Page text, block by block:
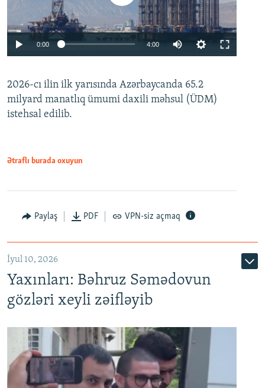
Auto 240p 360p 480p
0:00 4:00
360p
480p
2026-cı ilin ilk yarısında Azərbaycanda 65.2
milyard manatlıq ümumi daxili məhsul (ÜDM)
istehsal edilib.
Ətraflı burada oxuyun
Paylaş PDF VPN-siz açmaq
İyul 10, 2026
Yaxınları: Bəhruz Səmədovun
gözləri xeyli zəifləyib